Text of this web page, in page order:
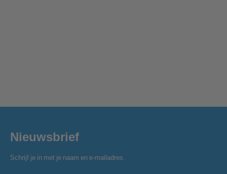
Nieuwsbrief
Schrijf je in met je naam en e-mailadres.